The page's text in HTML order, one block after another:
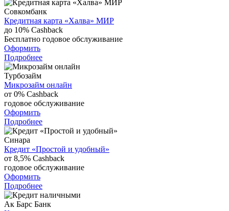
Совкомбанк
Кредитная карта «Халва» МИР
до 10% Cashback
Бесплатно годовое обслуживание
Оформить
Подробнее
Турбозайм
Микрозайм онлайн
от 0% Cashback
годовое обслуживание
Оформить
Подробнее
Синара
Кредит «Простой и удобный»
от 8,5% Cashback
годовое обслуживание
Оформить
Подробнее
Ак Барс Банк